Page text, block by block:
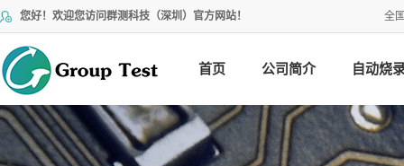
您好！欢迎您访问群测科技（深圳）官方网站！ 全
首页 公司简介 自动烧